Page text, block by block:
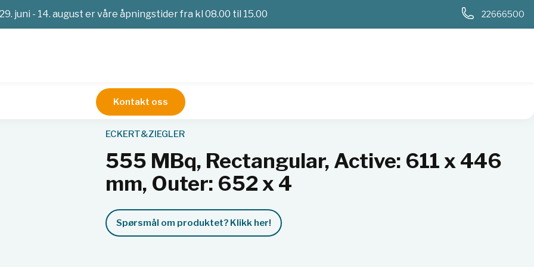
29. juni - 14. august er våre åpningstider fra kl 08.00 til 15.00 22666500
Kontakt oss
Kalibreringskilder Referansekilder
ECKERT&ZIEGLER
555 MBq, Rectangular, Active: 611 x 446
mm, Outer: 652 x 4
Spørsmål om produktet? Klikk her!